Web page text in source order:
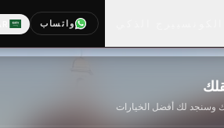
واتساب
وسنجد لك أفضل الخيارات